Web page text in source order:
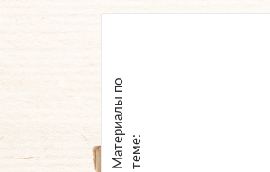
М
а
т е
р
и
а
л
ы
п
о
т
е
м
е :